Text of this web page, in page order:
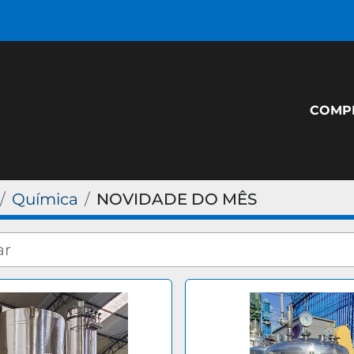
Química NOVIDADE DO MÊS